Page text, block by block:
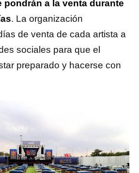
pondrán a la venta durante
. La organización
de venta de cada artista a
sociales para que el
preparado y hacerse con